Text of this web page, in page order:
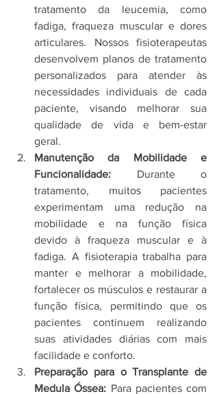
tratamento da leucemia, como
fadiga, fraqueza muscular e dores
articulares. Nossos fisioterapeutas
desenvolvem planos de tratamento
personalizados para atender às
necessidades individuais de cada
paciente, visando melhorar sua
qualidade de vida e bem-estar
geral.
Manutenção da Mobilidade e
Funcionalidade: Durante o
tratamento, muitos pacientes
experimentam uma redução na
mobilidade e na função física
devido à fraqueza muscular e à
fadiga. A fisioterapia trabalha para
manter e melhorar a mobilidade,
fortalecer os músculos e restaurar a
função física, permitindo que os
pacientes continuem realizando
suas atividades diárias com mais
facilidade e conforto.
Preparação para o Transplante de
Medula Óssea: Para pacientes com